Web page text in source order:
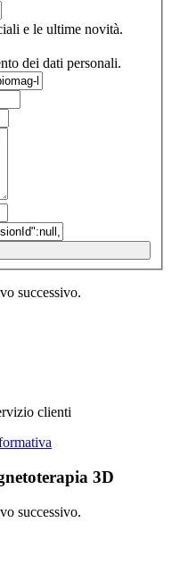
e le ultime novità.
dei dati personali.
successivo.
clienti
3D
successivo.